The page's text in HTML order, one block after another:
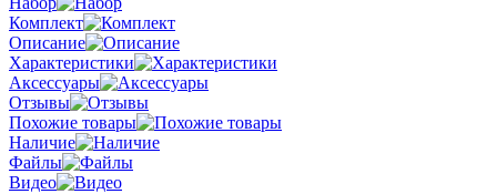
Комплект
Описание
Характеристики
Аксессуары
Отзывы
Похожие товары
Наличие
Файлы
Видео